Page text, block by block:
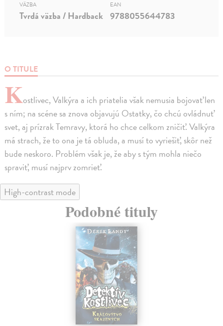
O TITULE
Kostlivec, Valkýra a ich priatelia však nemusia bojovať len
s ním; na scéne sa znova objavujú Ostatky, čo chcú ovládnuť
svet, aj prízrak Temravy, ktorá ho chce celkom zničiť. Valkýra
má strach, že to ona je tá obluda, a musí to vyriešiť, skôr než
bude neskoro. Problém však je, že aby s tým mohla niečo
spraviť, musí najprv zomrieť.
VÄZBA
Tvrdá väzba / Hardback
EAN
9788055644783
High-contrast mode
Podobné tituly